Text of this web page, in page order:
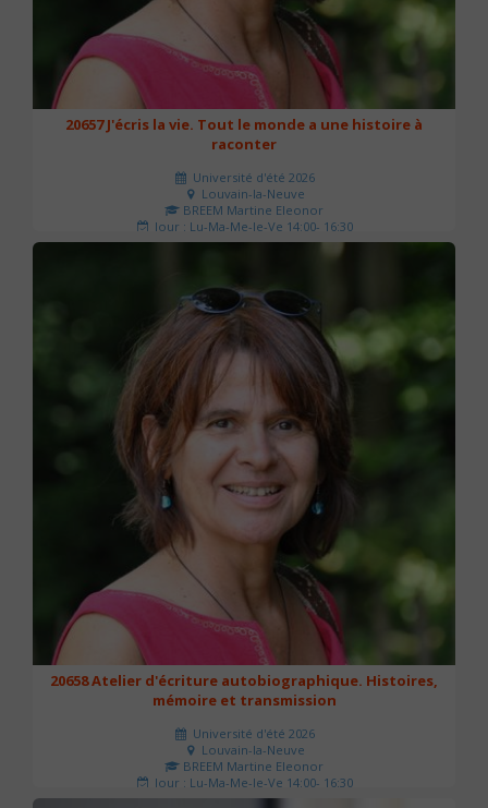
20657 J'écris la vie. Tout le monde a une histoire à
raconter
Université d'été 2026
Louvain-la-Neuve
BREEM Martine Eleonor
Jour : Lu-Ma-Me-Je-Ve 14:00- 16:30
Nombre de séances : 3
20658 Atelier d'écriture autobiographique. Histoires,
mémoire et transmission
Université d'été 2026
Louvain-la-Neuve
BREEM Martine Eleonor
Jour : Lu-Ma-Me-Je-Ve 14:00- 16:30
Nombre de séances : 3